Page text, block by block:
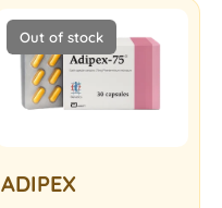
Out of stock
ADIPEX